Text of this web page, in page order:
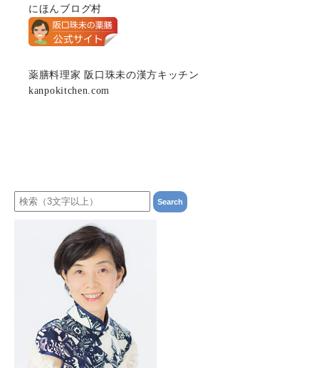
にほんブログ村
薬膳料理家 阪口珠未の漢方キッチン
kanpokitchen.com